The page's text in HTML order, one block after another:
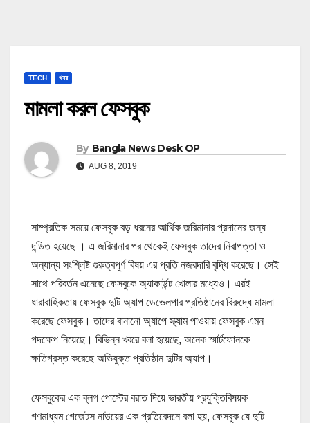
TECH খবর
মামলা করল ফেসবুক
By Bangla News Desk OP
AUG 8, 2019
সাম্প্রতিক সময়ে ফেসবুক বড় ধরনের আর্থিক জরিমানার প্রদানের জন্য
দন্ডিত হয়েছে । এ জরিমানার পর থেকেই ফেসবুক তাদের নিরাপত্তা ও
অন্যান্য সংশ্লিষ্ট গুরুত্বপূর্ণ বিষয় এর প্রতি নজরদারি বৃদ্ধি করেছে। সেই
সাথে পরিবর্তন এনেছে ফেসবুকে অ্যাকাউন্ট খোলার মধ্যেও। এরই
ধারাবাহিকতায় ফেসবুক দুটি অ্যাপ ডেভেলপার প্রতিষ্ঠানের বিরুদ্ধে মামলা
করেছে ফেসবুক। তাদের বানানো অ্যাপে স্ক্যাম পাওয়ায় ফেসবুক এমন
পদক্ষেপ নিয়েছে। বিভিন্ন খবরে বলা হয়েছে, অনেক স্মার্টফোনকে
ক্ষতিগ্রস্ত করেছে অভিযুক্ত প্রতিষ্ঠান দুটির অ্যাপ।
ফেসবুকের এক ব্লগ পোস্টের বরাত দিয়ে ভারতীয় প্রযুক্তিবিষয়ক
গণমাধ্যম গেজেটস নাউয়ের এক প্রতিবেদনে বলা হয়, ফেসবুক যে দুটি